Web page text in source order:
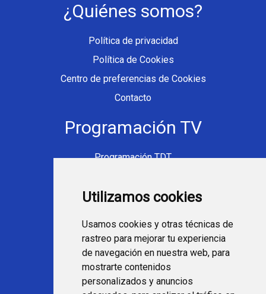
Utilizamos cookies
Usamos cookies y otras técnicas de
rastreo para mejorar tu experiencia
de navegación en nuestra web, para
mostrarte contenidos
personalizados y anuncios
¿Quiénes somos?
Política de privacidad
Política de Cookies
Centro de preferencias de Cookies
Contacto
Programación TV
Programación TDT
Ver TV Online
Fútbol en la tele
Programación en TV
Webs Programa TV